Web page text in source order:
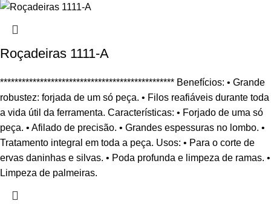
Roçadeiras 1111-A
************************************************ Benefícios: • Grande
robustez: forjada de um só peça. • Filos reafiáveis durante toda
a vida útil da ferramenta. Características: • Forjado de uma só
peça. • Afilado de precisão. • Grandes espessuras no lombo. •
Tratamento integral em toda a peça. Usos: • Para o corte de
ervas daninhas e silvas. • Poda profunda e limpeza de ramas. •
Limpeza de palmeiras.